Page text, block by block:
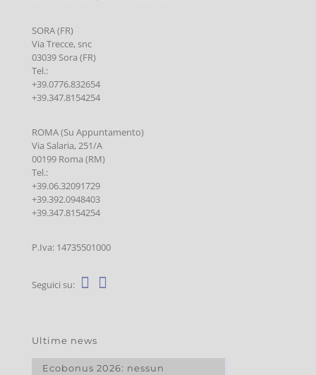
SORA (FR)
Via Trecce, snc
03039 Sora (FR)
Tel.:
+39.0776.832654
+39.347.8154254
ROMA (Su Appuntamento)
Via Salaria, 251/A
00199 Roma (RM)
Tel.:
+39.06.32091729
+39.392.0948403
+39.347.8154254
P.Iva: 14735501000
Seguici su:
Ultime news
Ecobonus 2026: nessun